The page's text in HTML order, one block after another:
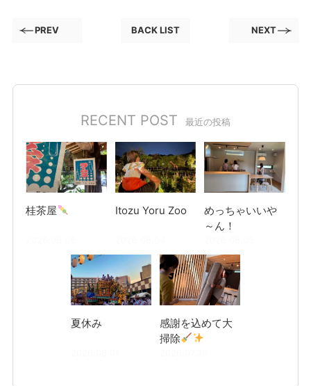
PREV BACK LIST NEXT
RECENT POST 最近の投稿
桂茶屋 Itozu Yoru Zoo
めっちゃいいや
～ん！
夏休み
感謝を込めて大
掃除